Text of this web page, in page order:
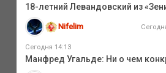
18-летний Левандовский из
Nifelim
Сегодня 14:13
Манфред Угальде: Ни о чем